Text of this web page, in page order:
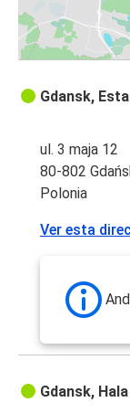
Gdansk,
ul. 3 maja 12
80-802
Polonia
Ver esta
Gdansk,